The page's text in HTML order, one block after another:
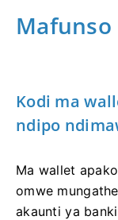
Mafunso
Kodi ma
ndipo
Ma wallet
omwe
akaunti ya